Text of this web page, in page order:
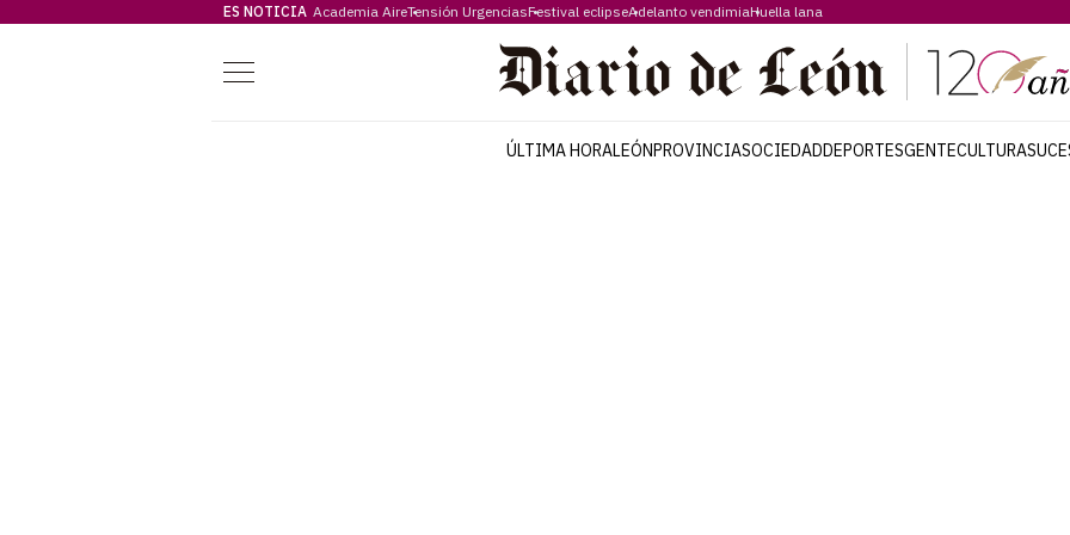
ES NOTICIA Academia AireTensión UrgenciasFestival eclipseAdelanto vendimiaHuella lana
Menú
ÚLTIMA HORALEÓNPROVINCIASOCIEDADDEPORTESGENTECULTURA